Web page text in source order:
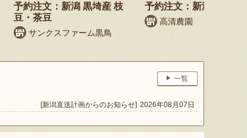
予約注文：新潟 黒埼産 枝
豆・茶豆
サンクスファーム黒鳥
予約注文：新潟県産 梨
高清農園
一覧
[新潟直送計画からのお知らせ] 2026年08月07日